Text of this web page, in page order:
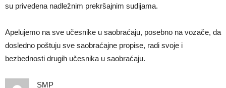
su privedena nadležnim prekršajnim sudijama.
Apelujemo na sve učesnike u saobraćaju, posebno na vozače, da
dosledno poštuju sve saobraćajne propise, radi svoje i
bezbednosti drugih učesnika u saobraćaju.
SMP